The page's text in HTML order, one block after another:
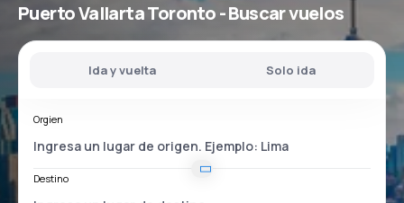
Puerto Vallarta Toronto- Buscar vuelos
Ida y vuelta Solo ida
Orgien
Destino